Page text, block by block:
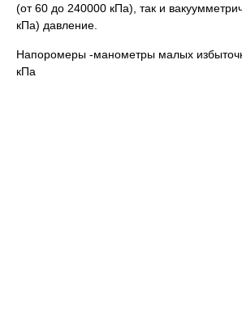
(от 60 до 240000 кПа), так и
кПа) давление.
Напоромеры -манометры малых
кПа